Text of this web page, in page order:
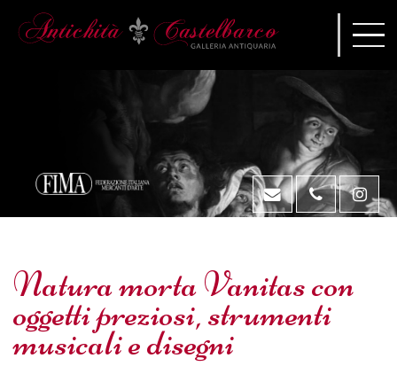
Natura morta Vanitas con
oggetti preziosi, strumenti
musicali e disegni